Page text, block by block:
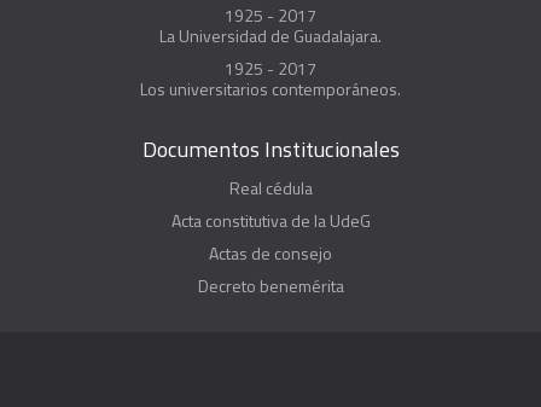
1925 - 2017
La Universidad de Guadalajara.
1925 - 2017
Los universitarios contemporáneos.
Documentos Institucionales
Real cédula
Acta constitutiva de la UdeG
Actas de consejo
Decreto benemérita